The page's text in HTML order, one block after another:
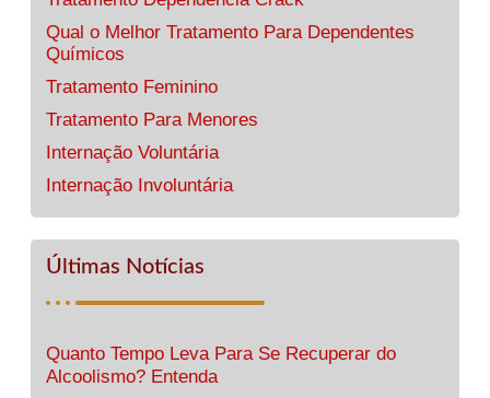
Qual o Melhor Tratamento Para Dependentes
Químicos
Tratamento Feminino
Tratamento Para Menores
Internação Voluntária
Internação Involuntária
Últimas Notícias
Quanto Tempo Leva Para Se Recuperar do
Alcoolismo? Entenda